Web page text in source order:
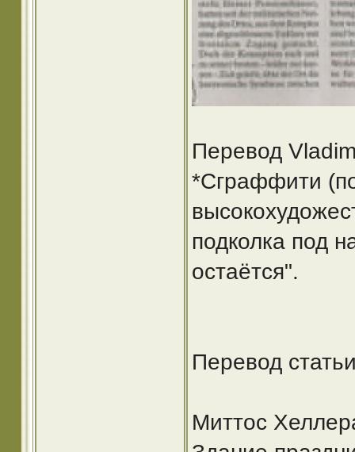
Перевод
*Сграффити
подколка под
остаётся".
Перевод
Миттос